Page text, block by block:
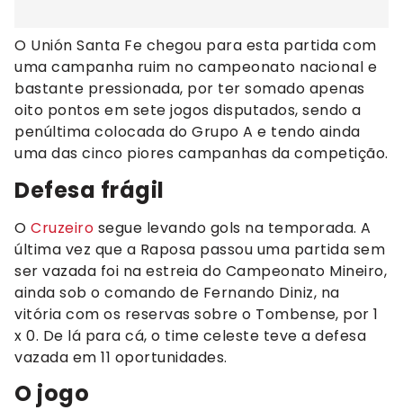
O Unión Santa Fe chegou para esta partida com
uma campanha ruim no campeonato nacional e
bastante pressionada, por ter somado apenas
oito pontos em sete jogos disputados, sendo a
penúltima colocada do Grupo A e tendo ainda
uma das cinco piores campanhas da competição.
Defesa frágil
O Cruzeiro segue levando gols na temporada. A
última vez que a Raposa passou uma partida sem
ser vazada foi na estreia do Campeonato Mineiro,
ainda sob o comando de Fernando Diniz, na
vitória com os reservas sobre o Tombense, por 1
x 0. De lá para cá, o time celeste teve a defesa
vazada em 11 oportunidades.
O jogo